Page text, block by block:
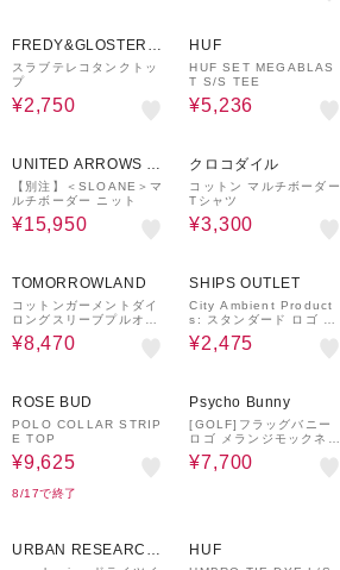
FREDY&GLOSTER O
UTLET
スラブテレコタンクトッ
プ
¥2,750
HUF
HUF SET MEGABLAS
T S/S TEE
¥5,236
UNITED ARROWS O
UTLET
【別注】＜SLOANE＞マ
ルチボーダー ニット
¥15,950
クロコダイル
コットン マルチボーダー
Tシャツ
¥3,300
TOMORROWLAND
コットンガーメントダイ
ロングスリーブプルオー
バー
¥8,470
SHIPS OUTLET
City Ambient Product
s: スタンダード ロゴ プ
リント Tシャツ
¥2,475
ROSE BUD
POLO COLLAR STRIP
E TOP
¥9,625
8/17で終了
Psycho Bunny
[GOLF]フラッグバニー
ロゴ メランジモックネッ
クTシャツ
¥7,700
URBAN RESEARCH
HUF